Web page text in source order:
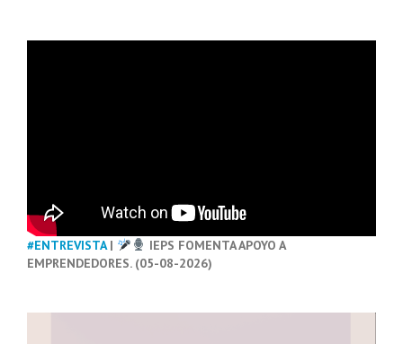
#ENTREVISTA|
IEPS FOMENTA APOYO A
EMPRENDEDORES. (05-08-2026)